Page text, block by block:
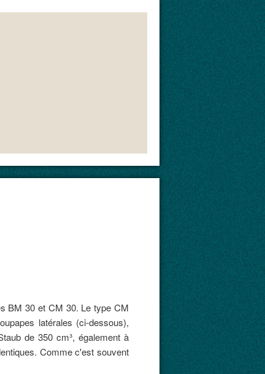
BM 30 et CM 30. Le type CM
latérales (ci-dessous),
de 350 cm³, également à
Comme c'est souvent